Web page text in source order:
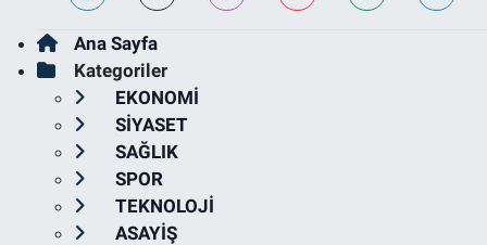
Ana Sayfa
Kategoriler
EKONOMİ
SİYASET
SAĞLIK
SPOR
TEKNOLOJİ
ASAYİŞ